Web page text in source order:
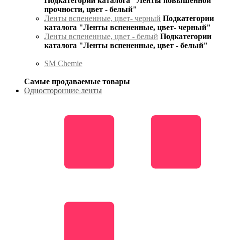
прочности, цвет - белый"
Ленты вспененные, цвет- черный Подкатегории
каталога "Ленты вспененные, цвет- черный"
Ленты вспененные, цвет - белый Подкатегории
каталога "Ленты вспененные, цвет - белый"
SM Chemie
Самые продаваемые товары
Односторонние ленты